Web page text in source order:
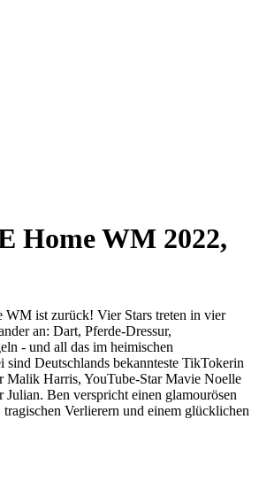
Home WM 2022,
ist zurück! Vier Stars treten in vier
an: Dart, Pferde-Dressur,
- und all das im heimischen
sind Deutschlands bekannteste TikTokerin
Malik Harris, YouTube-Star Mavie Noelle
Julian. Ben verspricht einen glamourösen
Verlierern und einem glücklichen